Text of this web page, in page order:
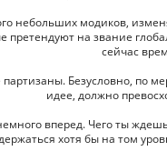
небольших модиков,
претендуют на звание
сейчас
Безусловно, по
идее, должно
вперед. Чего ты
хотя бы на том